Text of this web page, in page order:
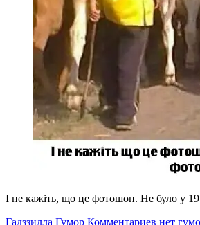
І не кажіть, що це фотошоп. Не було у
Гадззилла Гумор Комментариев нет